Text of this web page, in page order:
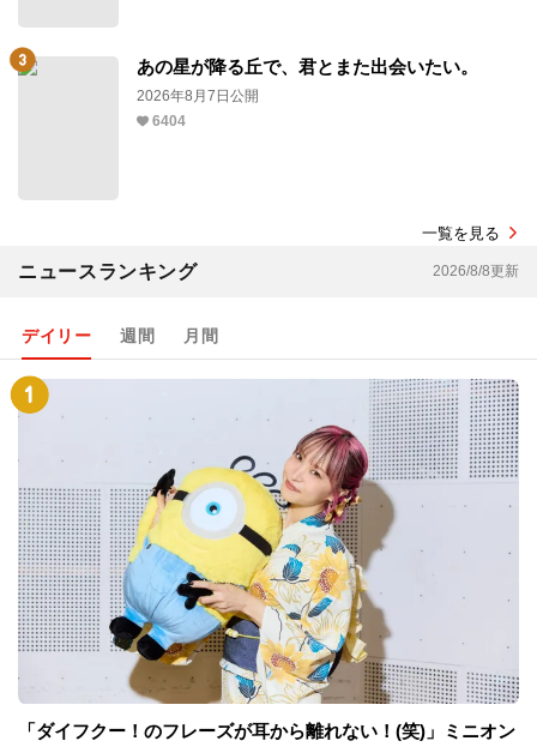
あの星が降る丘で、君とまた出会いたい。
2026年8月7日公開
6404
一覧を見る
ニュースランキング 2026/8/8更新
デイリー 週間 月間
「ダイフクー！のフレーズが耳から離れない！(笑)」ミニオン